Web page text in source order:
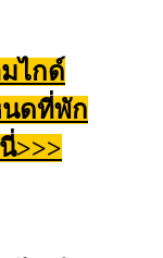
ไกด์
นดที่พัก
>>>